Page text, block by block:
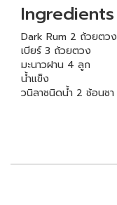
Ingredients
Dark Rum 2 ถ้วยตวง
เบียร์ 3 ถ้วยตวง
มะนาวฝาน 4 ลูก
น้ำแข็ง
วนิลาชนิดน้ำ 2 ช้อนชา